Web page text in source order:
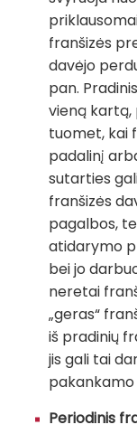
franšizės
davėjo
pan.
vieną
tuomet, kai
padalinį
sutarties
franšizės
pagalbos,
atidarymo
bei jo
neretai
„geras“
iš pradinių
jis gali tai
pakankamo
Periodinis